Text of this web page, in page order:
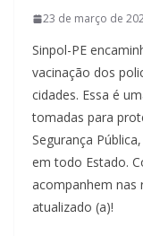
23 de março de
Sinpol-PE
vacinação dos
cidades. Essa é
tomadas para
Segurança
em todo Estado.
acompanhem nas
atualizado (a)!